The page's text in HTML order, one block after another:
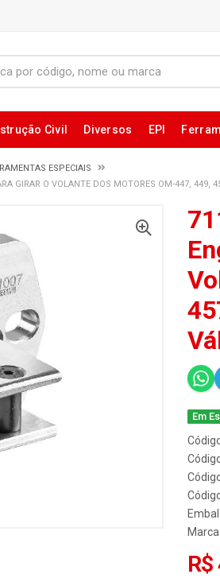
Civil Diversos EPI
ESPECIAIS
GIRAR O VOLANTE DOS MOTORES OM-447,
Em
Marca:
R$